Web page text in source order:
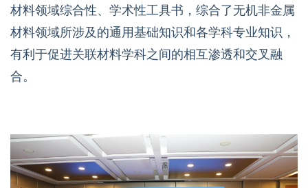
材料领域综合性、学术性工具书，综合了无机非金属
材料领域所涉及的通用基础知识和各学科专业知识，
有利于促进关联材料学科之间的相互渗透和交叉融
合。